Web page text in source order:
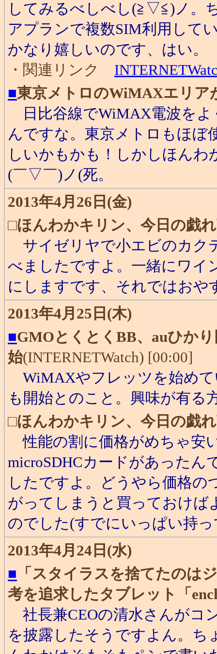
してみるべしべし(≧▽≦)ノ。
アプランで複数SIM利用して
かなり嬉しいのです、はい。
・関連リンク
■東京メトロのWiMAXエリア
日比谷線でWiMAX電波をよ
んですな。東京メトロもほぼ
しいかもかも！しかしほん
(￣▽￣)ノ(死。
2013年4月26日(金)
□ほんわかキリン、今日の戯
サイゼリヤで小エビのカク
べましたですよ。一緒にワイ
にしますです、それではおや
2013年4月25日(木)
■GMOとくとくBB、auひか
始(INTERNETWatch) [00:00]
WiMAXやフレッツを始めて
も開始とのこと。興味が有る
□ほんわかキリン、今日の戯
性能の割に価格がめちゃ安
microSDHCカードがあった
したですよ。どうやら価格の
がってしまうと買っておけ
のでした(すでにいっぱい持
2013年4月24日(水)
■ 「スタイラスを捨てたのは
考を追求したタブレット「
社長兼CEOの清水さんがコ
を披露したそうですよん。ち